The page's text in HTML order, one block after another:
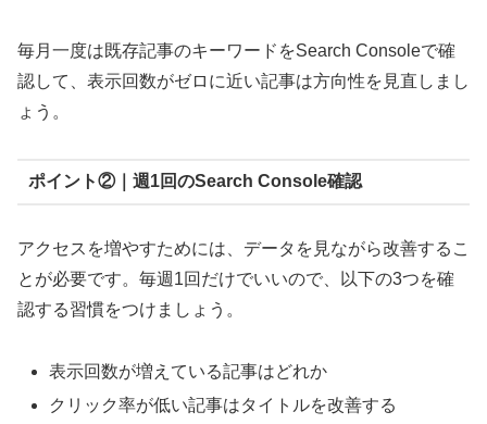
毎月一度は既存記事のキーワードをSearch Consoleで確
認して、表示回数がゼロに近い記事は方向性を見直しまし
ょう。
ポイント②｜週1回のSearch Console確認
アクセスを増やすためには、データを見ながら改善するこ
とが必要です。毎週1回だけでいいので、以下の3つを確
認する習慣をつけましょう。
表示回数が増えている記事はどれか
クリック率が低い記事はタイトルを改善する